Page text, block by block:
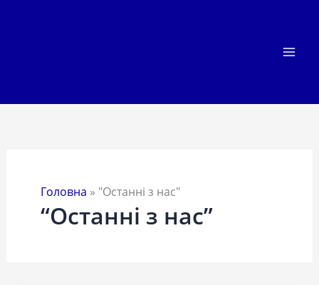
Головна » "Останні з нас"
“Останні з нас”